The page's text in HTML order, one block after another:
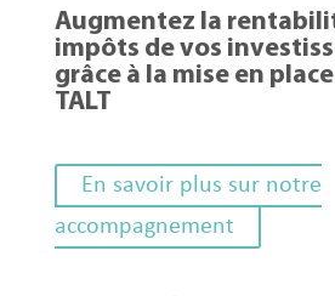
Augmentez la
impôts de vos
grâce à la mise en
TALT
En savoir plus sur notre
accompagnement